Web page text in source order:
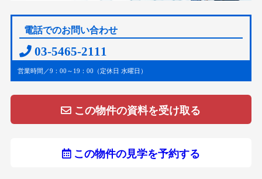
電話でのお問い合わせ
03-5465-2111
営業時間／9：00～19：00（定休日 水曜日）
この物件の資料を受け取る
この物件の見学を予約する